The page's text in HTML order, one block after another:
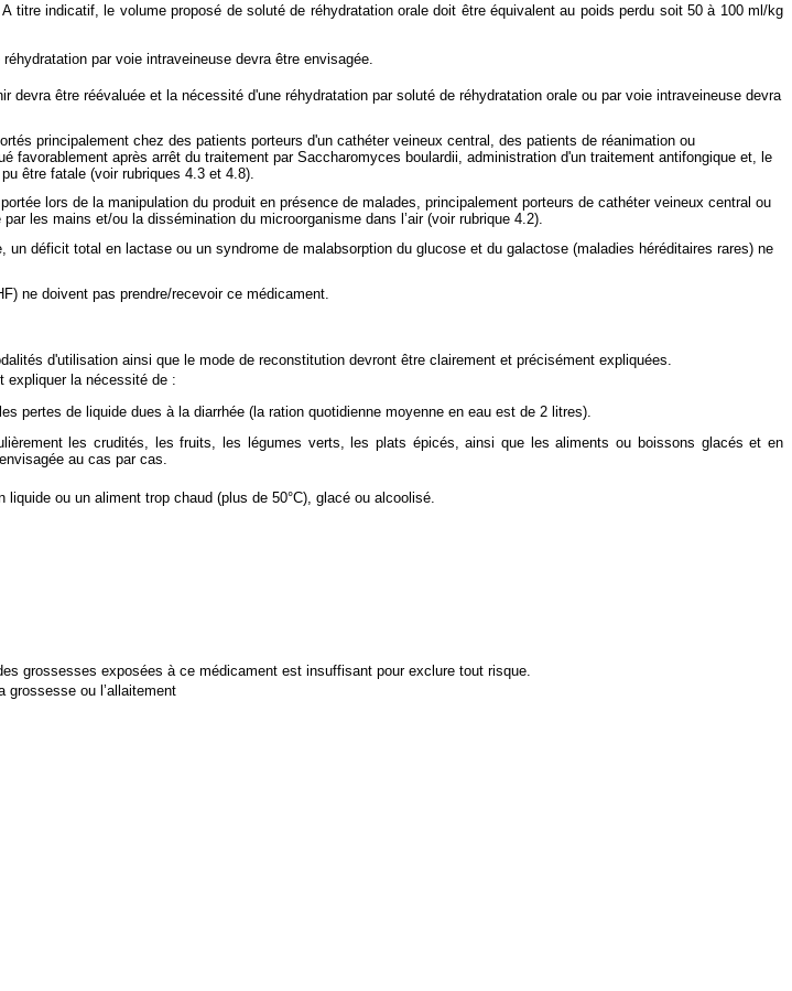
titre indicatif, le volume proposé de soluté de réhydratation orale doit être équivalent au poids perdu soit 50 à 100 ml/kg
par voie intraveineuse devra être envisagée.
être réévaluée et la nécessité d'une réhydratation par soluté de réhydratation orale ou par voie intraveineuse devra
principalement chez des patients porteurs d'un cathéter veineux central, des patients de réanimation ou
après arrêt du traitement par Saccharomyces boulardii, administration d'un traitement antifongique et, le
être fatale (voir rubriques 4.3 et 4.8).
lors de la manipulation du produit en présence de malades, principalement porteurs de cathéter veineux central ou
les mains et/ou la dissémination du microorganisme dans l’air (voir rubrique 4.2).
déficit total en lactase ou un syndrome de malabsorption du glucose et du galactose (maladies héréditaires rares) ne
ne doivent pas prendre/recevoir ce médicament.
d'utilisation ainsi que le mode de reconstitution devront être clairement et précisément expliquées.
expliquer la nécessité de :
de liquide dues à la diarrhée (la ration quotidienne moyenne en eau est de 2 litres).
les crudités, les fruits, les légumes verts, les plats épicés, ainsi que les aliments ou boissons glacés et en
au cas par cas.
ou un aliment trop chaud (plus de 50°C), glacé ou alcoolisé.
grossesses exposées à ce médicament est insuffisant pour exclure tout risque.
grossesse ou l’allaitement